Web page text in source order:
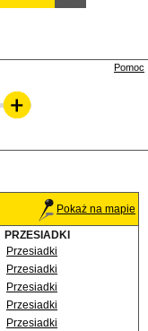
Pomoc
Pokaż na mapie
PRZESIADKI
Przesiadki
Przesiadki
Przesiadki
Przesiadki
Przesiadki